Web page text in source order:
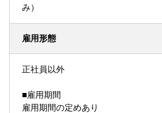
み）
雇用形態
正社員以外
■雇用期間
雇用期間の定めあり